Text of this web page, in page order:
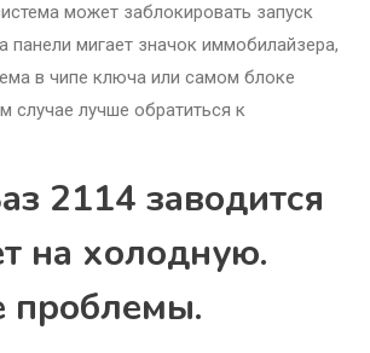
может заблокировать запуск
панели мигает значок иммобилайзера,
в чипе ключа или самом блоке
случае лучше обратиться к
2114 заводится
на холодную.
проблемы.